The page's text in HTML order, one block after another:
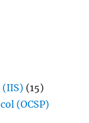
(15)
(OCSP)